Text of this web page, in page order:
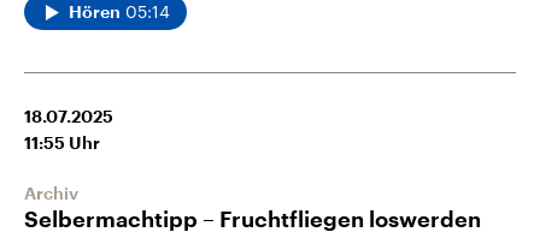
Hören 05:14
18.07.2025
11:55 Uhr
Archiv
Selbermachtipp – Fruchtfliegen loswerden